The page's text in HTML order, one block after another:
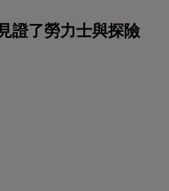
證了勞力士與探險